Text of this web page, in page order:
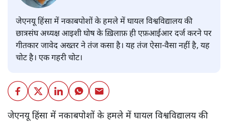
जेएनयू हिंसा में नकाबपोशों के हमले में घायल विश्वविद्यालय की
छात्रसंघ अध्यक्ष आइशी घोष के ख़िलाफ़ ही एफ़आईआर दर्ज करने पर
गीतकार जावेद अख्तर ने तंज कसा है। यह तंज ऐसा-वैसा नहीं है, यह
चोट है। एक गहरी चोट।
जेएनयू हिंसा में नकाबपोशों के हमले में घायल विश्वविद्यालय की